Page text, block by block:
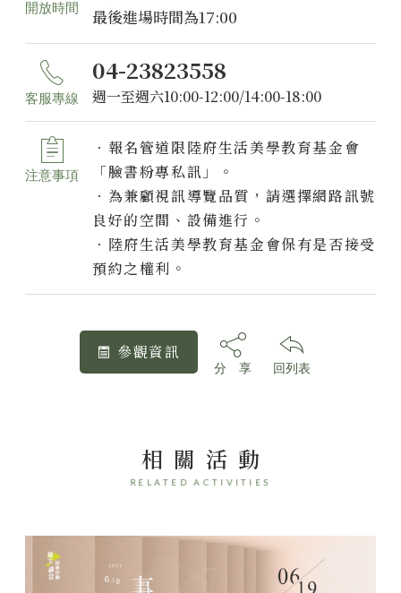
開放時間
最後進場時間為17:00
客服專線
04-23823558
週一至週六10:00-12:00/14:00-18:00
注意事項
．報名管道限陸府生活美學教育基金會
「臉書粉專私訊」。
．為兼顧視訊導覽品質，請選擇網路訊號
良好的空間、設備進行。
．陸府生活美學教育基金會保有是否接受
預約之權利。
參觀資訊
分 享 回列表
相關活動
RELATED ACTIVITIES